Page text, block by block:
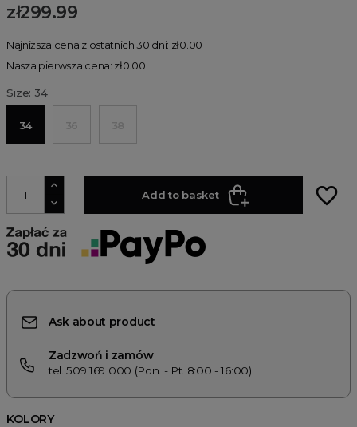
zł299.99
Najniższa cena z ostatnich 30 dni: zł0.00
Nasza pierwsza cena: zł0.00
Size: 34
34 36 38
Add to basket favorite_border
Ask about product
Zadzwoń i zamów
tel. 509 169 000 (Pon. - Pt. 8:00 - 16:00)
KOLORY